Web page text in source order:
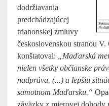
dodržiavania
predchádzajúcej
trianonskej zmluvy
československou stranou
konštatoval:
„Maďarská
nielen všetky občianske
nadpráva. (...) a lepšiu
samotnom Maďarsku.“
záväzky z mierovej dohody